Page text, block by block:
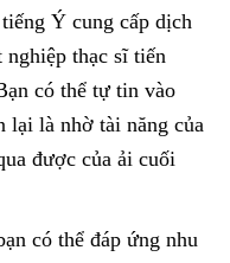
Ý cung cấp dịch
thạc sĩ tiến
có thể tự tin vào
lại là nhờ tài năng của
được của ải cuối
có thể đáp ứng nhu